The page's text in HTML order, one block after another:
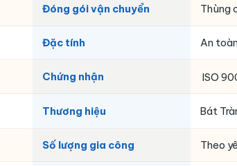
Đóng gói vận chuyển Thùng
Đặc tính An
Chứng nhận ISO
Thương hiệu Bát
Số lượng gia công Theo